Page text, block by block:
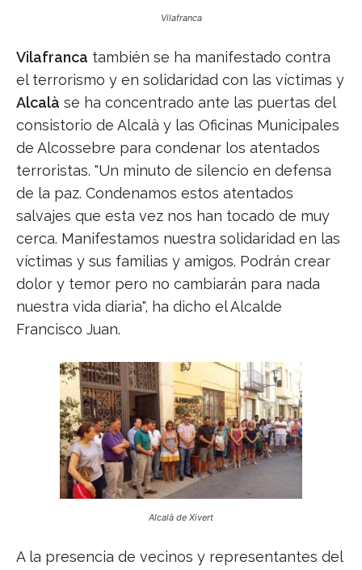
Vilafranca
Vilafranca también se ha manifestado contra
el terrorismo y en solidaridad con las víctimas y
Alcalà se ha concentrado ante las puertas del
consistorio de Alcalà y las Oficinas Municipales
de Alcossebre para condenar los atentados
terroristas. "Un minuto de silencio en defensa
de la paz. Condenamos estos atentados
salvajes que esta vez nos han tocado de muy
cerca. Manifestamos nuestra solidaridad en las
víctimas y sus familias y amigos. Podrán crear
dolor y temor pero no cambiarán para nada
nuestra vida diaria", ha dicho el Alcalde
Francisco Juan.
Alcalà de Xivert
A la presencia de vecinos y representantes del